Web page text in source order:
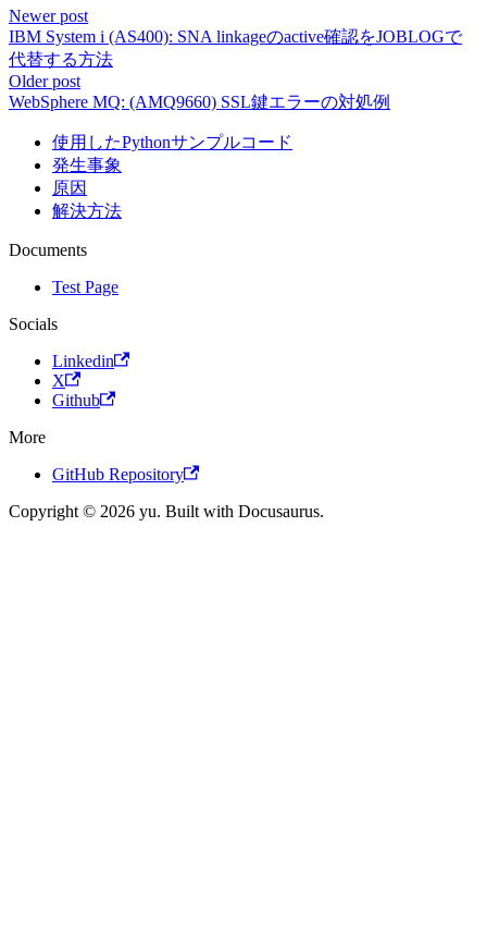
Newer post
IBM System i (AS400): SNA linkageのactive確認をJOBLOGで
代替する方法
Older post
WebSphere MQ: (AMQ9660) SSL鍵エラーの対処例
使用したPythonサンプルコード
発生事象
原因
解決方法
Documents
Test Page
Socials
Linkedin
X
Github
More
GitHub Repository
Copyright © 2026 yu. Built with Docusaurus.